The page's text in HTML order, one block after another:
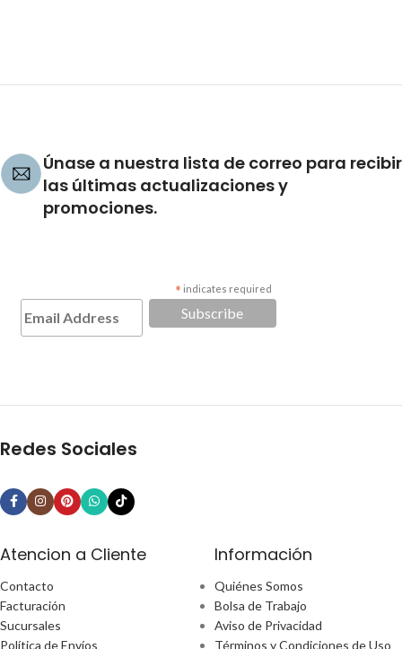
Únase a nuestra lista de correo para recibir
las últimas actualizaciones y
promociones.
* indicates required
Redes Sociales
Atencion a Cliente
Contacto
Facturación
Sucursales
Política de Envíos
Información
Quiénes Somos
Bolsa de Trabajo
Aviso de Privacidad
Términos y Condiciones de Uso